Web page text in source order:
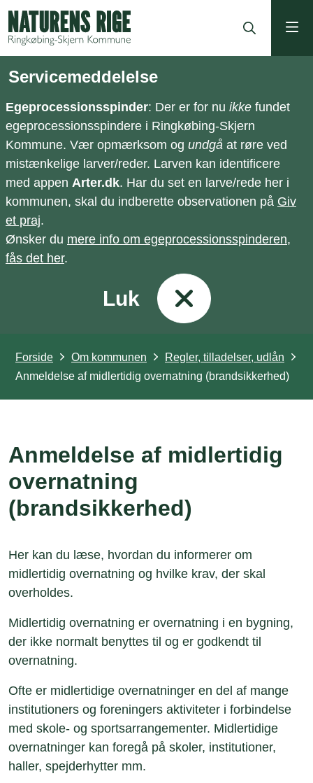
Servicemeddelelse
Egeprocessionsspinder: Der er for nu ikke fundet
egeprocessionsspindere i Ringkøbing-Skjern
Kommune. Vær opmærksom og undgå at røre ved
mistænkelige larver/reder. Larven kan identificere
med appen Arter.dk. Har du set en larve/rede her i
kommunen, skal du indberette observationen på Giv
et praj.
Ønsker du mere info om egeprocessionsspinderen,
fås det her.
Luk
Forside Om kommunen
Regler, tilladelser, udlån
Anmeldelse af midlertidig overnatning (brandsikkerhed)
Anmeldelse af midlertidig
overnatning
(brandsikkerhed)
Her kan du læse, hvordan du informerer om
midlertidig overnatning og hvilke krav, der skal
overholdes.
Midlertidig overnatning er overnatning i en bygning,
der ikke normalt benyttes til og er godkendt til
overnatning.
Ofte er midlertidige overnatninger en del af mange
institutioners og foreningers aktiviteter i forbindelse
med skole- og sportsarrangementer. Midlertidige
overnatninger kan foregå på skoler, institutioner,
haller, spejderhytter mm.